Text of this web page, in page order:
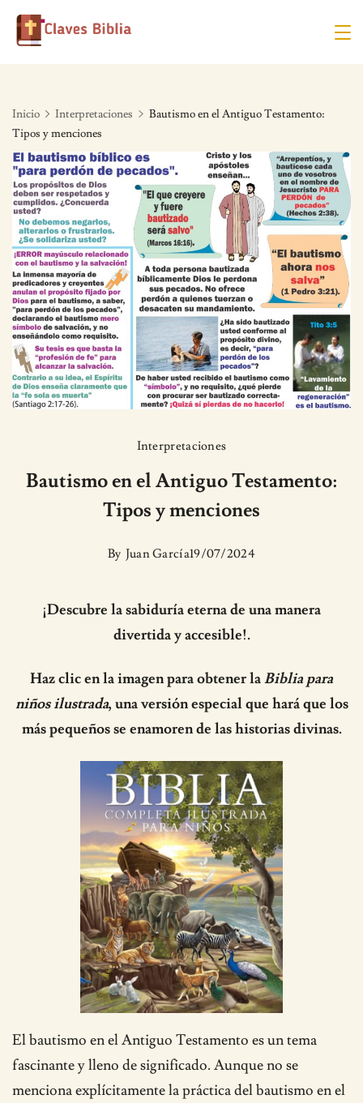
Skip
Inicio Interpretaciones
Bautismo en el Antiguo Testamento:
Tipos y menciones
Interpretaciones
Bautismo en el Antiguo Testamento:
Tipos y menciones
By Juan García19/07/2024
¡Descubre la sabiduría eterna de una manera
divertida y accesible!.
Haz clic en la imagen para obtener laBiblia para
niños ilustrada, una versión especial que hará que los
más pequeños se enamoren de las historias divinas.
El bautismo en el Antiguo Testamento es un tema
fascinante y lleno de significado. Aunque no se
menciona explícitamente la práctica del bautismo en el